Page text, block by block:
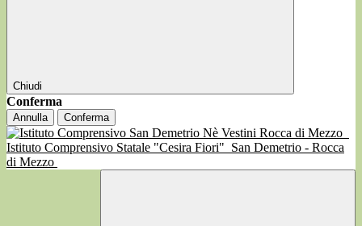
Chiudi
Conferma
Annulla Conferma
Istituto Comprensivo Statale "Cesira Fiori" San Demetrio - Rocca
di Mezzo